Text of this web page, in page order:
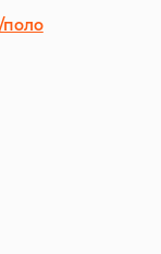
поло